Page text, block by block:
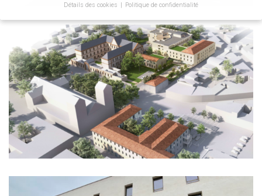
Détails des cookies Politique de confidentialité
Préférence de confidentialité
Si vous avez moins de 16 ans et que vous souhaitez donner votre
consentement à des services facultatifs, vous devez demander
l'autorisation à vos tuteurs légaux.
Nous utilisons des cookies et d'autres technologies sur notre site
web. Certains d'entre eux sont essentiels, tandis que d'autres nous
aident à améliorer ce site web et votre expérience.Les données
personnelles peuvent être traitées (par exemple, les
caractéristiques de reconnaissance, les adresses IP), par exemple
pour les annonces et le contenu personnalisés ou la mesure des
annonces et du contenu.Vous trouverez de plus amples
de confidentialité.
Vous trouverez ici un aperçu de tous les cookies utilisés. Vous